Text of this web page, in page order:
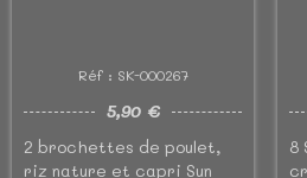
Réf : SK-000267
5,90 €
2 brochettes de poulet,
riz nature et capri Sun
8